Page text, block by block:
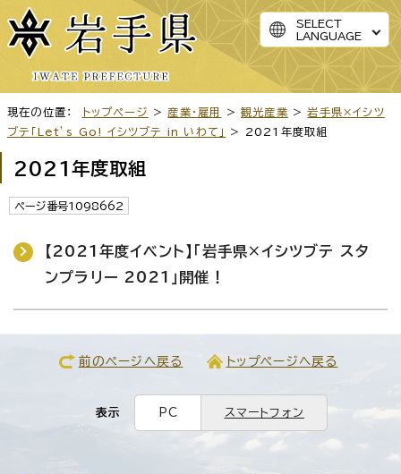
SELECT
LANGUAGE
現在の位置： トップページ > 産業・雇用 >観光産業 >岩手県×イシツ
ブテ「Let’s Go! イシツブテ in いわて」
> 2021年度取組
2021年度取組
ページ番号1098662
【2021年度イベント】「岩手県×イシツブテ スタ
ンプラリー 2021」開催！
前のページへ戻る トップページへ戻る
表示 PC スマートフォン